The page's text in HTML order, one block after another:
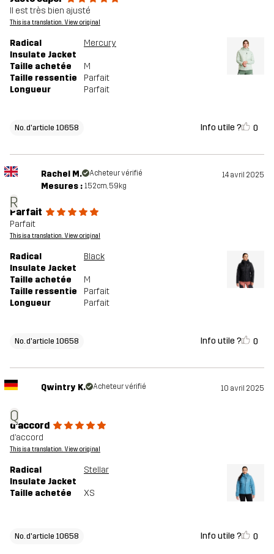
Il est très bien ajusté
This is a translation. View original
Radical
Insulate Jacket
Mercury
Taille achetée
M
Taille ressentie
Parfait
Longueur
Parfait
No. d'article 10658 Info utile ? 0
R
Rachel M. Acheteur vérifié 14 avril 2025
Mesures : 152cm, 59kg
Parfait
Parfait
This is a translation. View original
Radical
Insulate Jacket
Black
Taille achetée
M
Taille ressentie
Parfait
Longueur
Parfait
No. d'article 10658 Info utile ? 0
Q
Qwintry K. Acheteur vérifié 10 avril 2025
d’accord
d’accord
This is a translation. View original
Radical
Insulate Jacket
Stellar
Taille achetée XS
No. d'article 10658 Info utile ? 0